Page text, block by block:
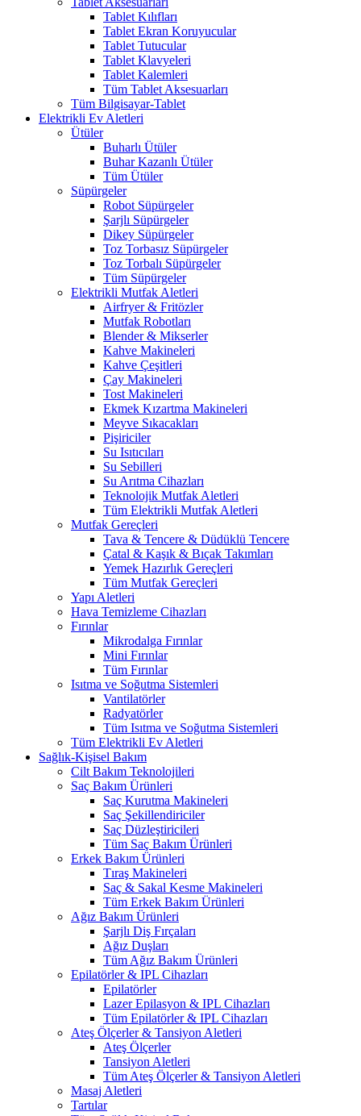
Tablet Kılıfları
Tablet Ekran Koruyucular
Tablet Tutucular
Tablet Klavyeleri
Tablet Kalemleri
Tüm Tablet Aksesuarları
Tüm Bilgisayar-Tablet
Elektrikli Ev Aletleri
Ütüler
Buharlı Ütüler
Buhar Kazanlı Ütüler
Tüm Ütüler
Süpürgeler
Robot Süpürgeler
Şarjlı Süpürgeler
Dikey Süpürgeler
Toz Torbasız Süpürgeler
Toz Torbalı Süpürgeler
Tüm Süpürgeler
Elektrikli Mutfak Aletleri
Airfryer & Fritözler
Mutfak Robotları
Blender & Mikserler
Kahve Makineleri
Kahve Çeşitleri
Çay Makineleri
Tost Makineleri
Ekmek Kızartma Makineleri
Meyve Sıkacakları
Pişiriciler
Su Isıtıcıları
Su Sebilleri
Su Arıtma Cihazları
Teknolojik Mutfak Aletleri
Tüm Elektrikli Mutfak Aletleri
Mutfak Gereçleri
Tava & Tencere & Düdüklü Tencere
Çatal & Kaşık & Bıçak Takımları
Yemek Hazırlık Gereçleri
Tüm Mutfak Gereçleri
Yapı Aletleri
Hava Temizleme Cihazları
Fırınlar
Mikrodalga Fırınlar
Mini Fırınlar
Tüm Fırınlar
Isıtma ve Soğutma Sistemleri
Vantilatörler
Radyatörler
Tüm Isıtma ve Soğutma Sistemleri
Tüm Elektrikli Ev Aletleri
Sağlık-Kişisel Bakım
Cilt Bakım Teknolojileri
Saç Bakım Ürünleri
Saç Kurutma Makineleri
Saç Şekillendiriciler
Saç Düzleştiricileri
Tüm Saç Bakım Ürünleri
Erkek Bakım Ürünleri
Tıraş Makineleri
Saç & Sakal Kesme Makineleri
Tüm Erkek Bakım Ürünleri
Ağız Bakım Ürünleri
Şarjlı Diş Fırçaları
Ağız Duşları
Tüm Ağız Bakım Ürünleri
Epilatörler & IPL Cihazları
Epilatörler
Lazer Epilasyon & IPL Cihazları
Tüm Epilatörler & IPL Cihazları
Ateş Ölçerler & Tansiyon Aletleri
Ateş Ölçerler
Tansiyon Aletleri
Tüm Ateş Ölçerler & Tansiyon Aletleri
Masaj Aletleri
Tartılar